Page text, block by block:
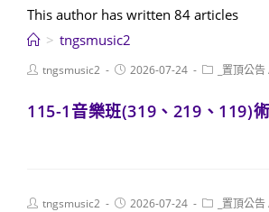
This author has written 84 articles
> tngsmusic2
Posttngsmusic2
Post2026-07-24
Post _置頂公告
115-1音樂班(319、219、119)
Posttngsmusic2
Post2026-07-24
Post _置頂公告